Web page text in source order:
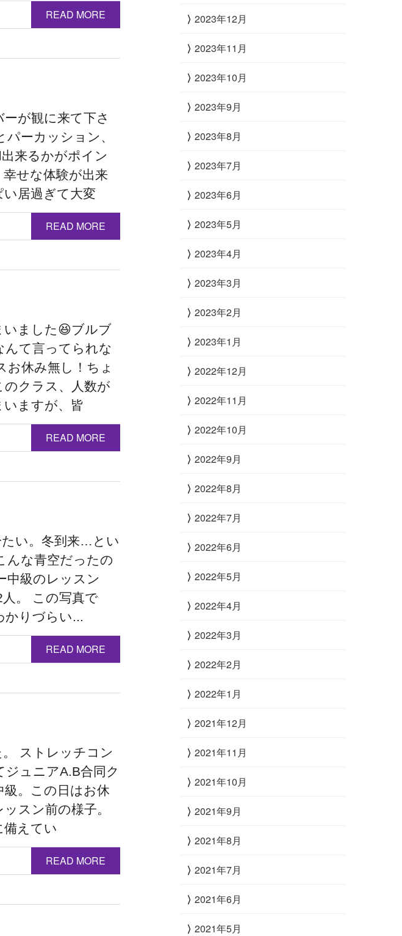
READ MORE
が観に来て下さ
ーカッション、
来るかがポイン
せな体験が出来
居過ぎて大変
READ MORE
いました😆ブルブ
んて言ってられな
休み無し！ちょ
クラス、人数が
ますが、皆
READ MORE
い。冬到来…とい
んな青空だったの
中級のレッスン
。 この写真で
かりづらい...
READ MORE
ストレッチコン
ュニアA.B合同ク
。この日はお休
スン前の様子。
備えてい
READ MORE
2023年12月
2023年11月
2023年10月
2023年9月
2023年8月
2023年7月
2023年6月
2023年5月
2023年4月
2023年3月
2023年2月
2023年1月
2022年12月
2022年11月
2022年10月
2022年9月
2022年8月
2022年7月
2022年6月
2022年5月
2022年4月
2022年3月
2022年2月
2022年1月
2021年12月
2021年11月
2021年10月
2021年9月
2021年8月
2021年7月
2021年6月
2021年5月